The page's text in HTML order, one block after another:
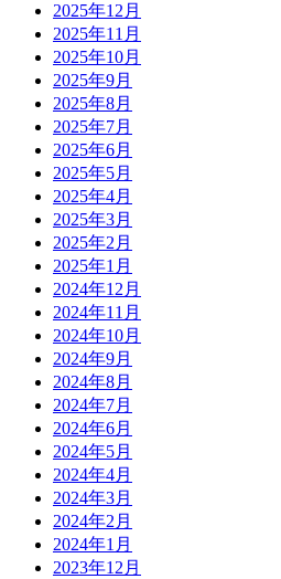
2025年12月
2025年11月
2025年10月
2025年9月
2025年8月
2025年7月
2025年6月
2025年5月
2025年4月
2025年3月
2025年2月
2025年1月
2024年12月
2024年11月
2024年10月
2024年9月
2024年8月
2024年7月
2024年6月
2024年5月
2024年4月
2024年3月
2024年2月
2024年1月
2023年12月